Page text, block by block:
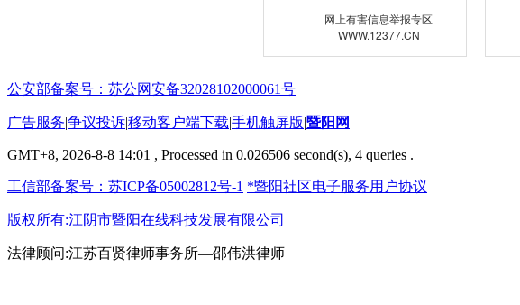
网上有害信息举报专区
WWW.12377.CN
公安部备案号：苏公网安备32028102000061号
广告服务|争议投诉|移动客户端下载|手机触屏版|暨阳网
GMT+8, 2026-8-8 14:01 , Processed in 0.026506 second(s), 4 queries .
工信部备案号：苏ICP备05002812号-1 *暨阳社区电子服务用户协议
版权所有:江阴市暨阳在线科技发展有限公司
法律顾问:江苏百贤律师事务所—邵伟洪律师